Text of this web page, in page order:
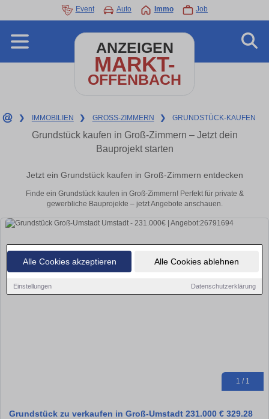
Alle Cookies akzeptieren Alle Cookies ablehnen
Einstellungen Datenschutzerklärung
Event Auto Immo Job
ANZEIGEN
MARKT-
OFFENBACH
❯ IMMOBILIEN ❯ GROSS-ZIMMERN ❯ GRUNDSTÜCK-KAUFEN
Grundstück kaufen in Groß-Zimmern – Jetzt dein
Bauprojekt starten
Jetzt ein Grundstück kaufen in Groß-Zimmern entdecken
Finde ein Grundstück kaufen in Groß-Zimmern! Perfekt für private &
gewerbliche Bauprojekte – jetzt Angebote anschauen.
1 / 1
Grundstück zu verkaufen in Groß-Umstadt 231.000 € 329.28